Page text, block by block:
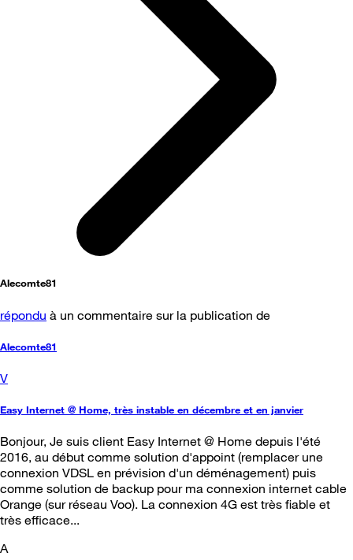
Alecomte81
répondu à un commentaire sur la publication de
Alecomte81
V
Easy Internet @ Home, très instable en décembre et en janvier
Bonjour, Je suis client Easy Internet @ Home depuis l'été
2016, au début comme solution d'appoint (remplacer une
connexion VDSL en prévision d'un déménagement) puis
comme solution de backup pour ma connexion internet cable
Orange (sur réseau Voo). La connexion 4G est très fiable et
très efficace...
A